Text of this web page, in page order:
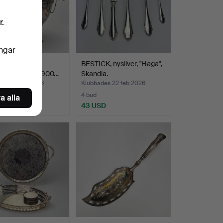
England, 1900…
23 feb 2026
BESTICK, nysilver, "Haga",
Skandia.
Klubbades 22 feb 2026
4 bud
43 USD
alla